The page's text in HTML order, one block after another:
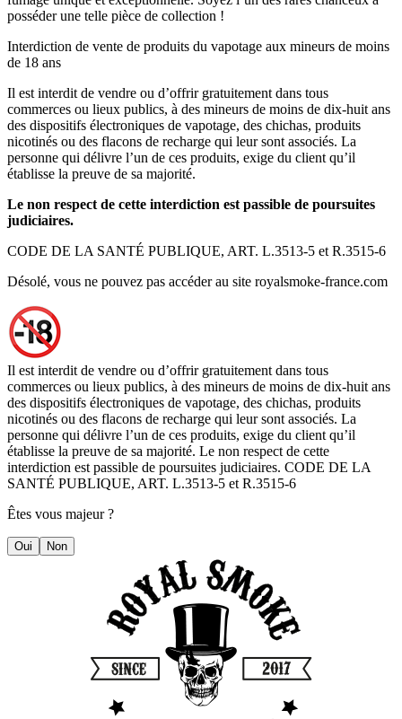
posséder une telle pièce de collection !
Interdiction de vente de produits du vapotage aux mineurs de moins
de 18 ans
Il est interdit de vendre ou d’offrir gratuitement dans tous
commerces ou lieux publics, à des mineurs de moins de dix-huit ans
des dispositifs électroniques de vapotage, des chichas, produits
nicotinés ou des flacons de recharge qui leur sont associés. La
personne qui délivre l’un de ces produits, exige du client qu’il
établisse la preuve de sa majorité.
Le non respect de cette interdiction est passible de poursuites
judiciaires.
CODE DE LA SANTÉ PUBLIQUE, ART. L.3513-5 et R.3515-6
Désolé, vous ne pouvez pas accéder au site royalsmoke-france.com
Il est interdit de vendre ou d’offrir gratuitement dans tous
commerces ou lieux publics, à des mineurs de moins de dix-huit ans
des dispositifs électroniques de vapotage, des chichas, produits
nicotinés ou des flacons de recharge qui leur sont associés. La
personne qui délivre l’un de ces produits, exige du client qu’il
établisse la preuve de sa majorité. Le non respect de cette
interdiction est passible de poursuites judiciaires. CODE DE LA
SANTÉ PUBLIQUE, ART. L.3513-5 et R.3515-6
Êtes vous majeur ?
Oui Non